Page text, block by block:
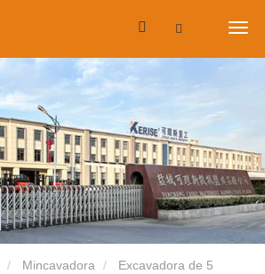
Mincavadora Excavadora de 5